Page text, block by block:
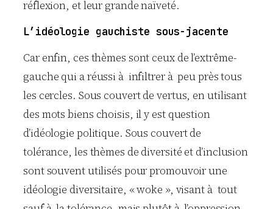
réflexion, et leur grande naïveté.
L’idéologie gauchiste sous-jacente
Car enfin, ces thèmes sont ceux de l’extrême-
gauche qui a réussi à infiltrer à peu près tous
les cercles. Sous couvert de vertus, en utilisant
des mots biens choisis, il y est question
d’idéologie politique. Sous couvert de
tolérance, les thèmes de diversité et d’inclusion
sont souvent utilisés pour promouvoir une
idéologie diversitaire, « woke », visant à tout